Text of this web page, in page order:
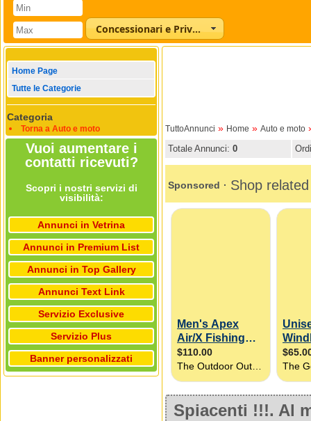
Concessionari e Privati
Home Page
Tutte le Categorie
Categoria
Torna a Auto e moto
Vuoi aumentare i
contatti ricevuti?
Scopri i nostri servizi di
visibilità:
Annunci in Vetrina
Annunci in Premium List
Annunci in Top Gallery
Annunci Text Link
Servizio Exclusive
Servizio Plus
Banner personalizzati
TuttoAnnunci » Home » Auto e moto
Totale Annunci: 0
Spiacenti !!!. Al